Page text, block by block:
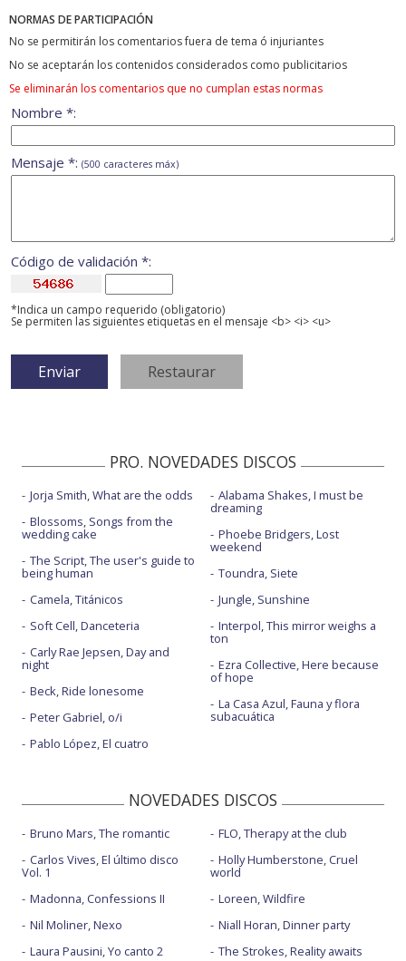
NORMAS DE PARTICIPACIÓN
No se permitirán los comentarios fuera de tema ó injuriantes
No se aceptarán los contenidos considerados como publicitarios
Se eliminarán los comentarios que no cumplan estas normas
Nombre *:
Mensaje *: (500 caracteres máx)
Código de validación *:
*Indica un campo requerido (obligatorio)
Se permiten las siguientes etiquetas en el mensaje <b> <i> <u>
PRO. NOVEDADES DISCOS
Jorja Smith, What are the odds
Blossoms, Songs from the
wedding cake
The Script, The user's guide to
being human
Camela, Titánicos
Soft Cell, Danceteria
Carly Rae Jepsen, Day and
night
Beck, Ride lonesome
Peter Gabriel, o/i
Pablo López, El cuatro
Alabama Shakes, I must be
dreaming
Phoebe Bridgers, Lost
weekend
Toundra, Siete
Jungle, Sunshine
Interpol, This mirror weighs a
ton
Ezra Collective, Here because
of hope
La Casa Azul, Fauna y flora
subacuática
NOVEDADES DISCOS
Bruno Mars, The romantic
Carlos Vives, El último disco
Vol. 1
Madonna, Confessions II
Nil Moliner, Nexo
Laura Pausini, Yo canto 2
FLO, Therapy at the club
Holly Humberstone, Cruel
world
Loreen, Wildfire
Niall Horan, Dinner party
The Strokes, Reality awaits